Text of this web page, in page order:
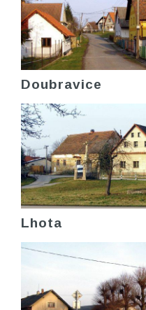
Doubravice
Lhota